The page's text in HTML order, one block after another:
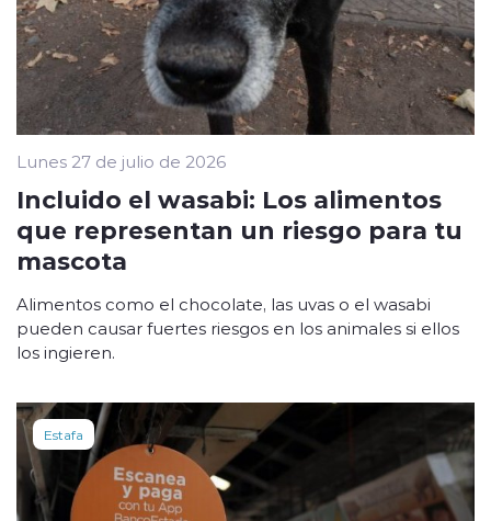
Lunes 27 de julio de 2026
Incluido el wasabi: Los alimentos
que representan un riesgo para tu
mascota
Alimentos como el chocolate, las uvas o el wasabi
pueden causar fuertes riesgos en los animales si ellos
los ingieren.
Estafa